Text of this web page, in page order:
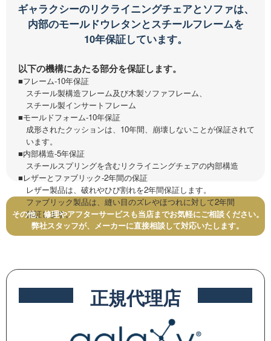
ギャラクシーのリクライニングチェアとソファは、
内部のモールドウレタンとスチールフレームを
10年保証しています。
以下の機構にあたる部分を保証します。
■フレーム-10年保証
スチール製構造フレーム及び木製ソファフレーム、
スチール製インサートフレーム
■モールドフォーム-10年保証
成形されたクッションは、10年間、崩壊しないことが保証されて
います。
■内部構造-5年保証
スチールスプリングを含むリクライニングチェアの内部構造
■レザーとファブリック-2年間の保証
レザー製品は、破れやひび割れを2年間保証します。
ファブリック製品は、縫い目のズレやほつれに対して2年間
保証します。
その他、修理やアフターサービスも当店までお気軽にご相談ください。
弊社スタッフが、メーカーに直接相談して対応いたします。
正規代理店